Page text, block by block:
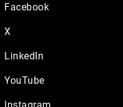
Facebook
X
LinkedIn
YouTube